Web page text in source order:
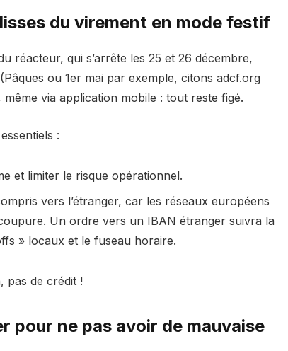
du virement en mode festif
réacteur, qui s’arrête les 25 et 26 décembre,
ou 1er mai par exemple, citons adcf.org
via application mobile : tout reste figé.
:
et limiter le risque opérationnel.
vers l’étranger, car les réseaux européens
Un ordre vers un IBAN étranger suivra la
» locaux et le fuseau horaire.
pas de crédit !
pour ne pas avoir de mauvaise